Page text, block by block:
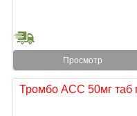
Просмотр
Тромбо АСС 50мг таб